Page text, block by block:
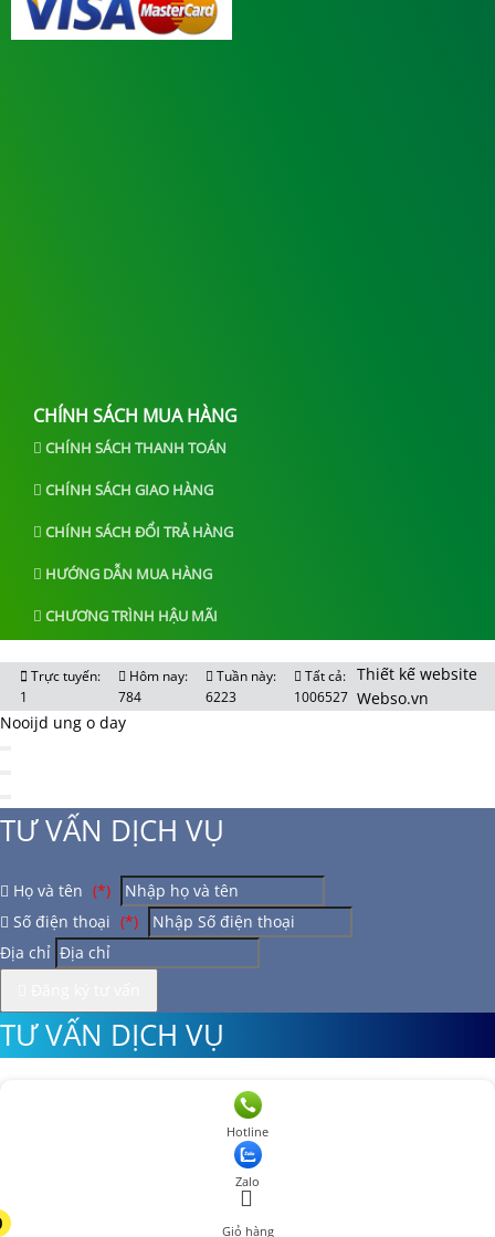
CHÍNH SÁCH MUA HÀNG
CHÍNH SÁCH THANH TOÁN
CHÍNH SÁCH GIAO HÀNG
CHÍNH SÁCH ĐỔI TRẢ HÀNG
HƯỚNG DẪN MUA HÀNG
CHƯƠNG TRÌNH HẬU MÃI
Trực tuyến:
1
Hôm nay:
784
Tuần này:
6223
Tất cả:
1006527
Thiết kế website
Webso.vn
Hotline
Zalo
Giỏ hàng
Nooijd ung o day
TƯ VẤN DỊCH VỤ
Họ và tên (*)
Số điện thoại (*)
Địa chỉ
TƯ VẤN DỊCH VỤ